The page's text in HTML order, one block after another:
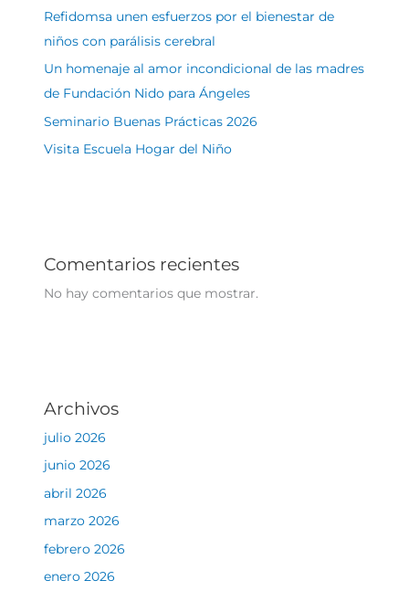
Refidomsa unen esfuerzos por el bienestar de
niños con parálisis cerebral
Un homenaje al amor incondicional de las madres
de Fundación Nido para Ángeles
Seminario Buenas Prácticas 2026
Visita Escuela Hogar del Niño
Comentarios recientes
No hay comentarios que mostrar.
Archivos
julio 2026
junio 2026
abril 2026
marzo 2026
febrero 2026
enero 2026